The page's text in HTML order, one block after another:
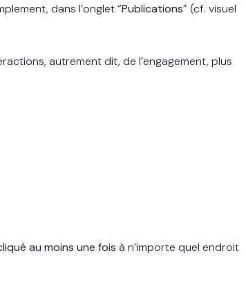
dans l’onglet “Publications” (cf. visuel
autrement dit, de l’engagement, plus
au moins une fois à n’importe quel endroit